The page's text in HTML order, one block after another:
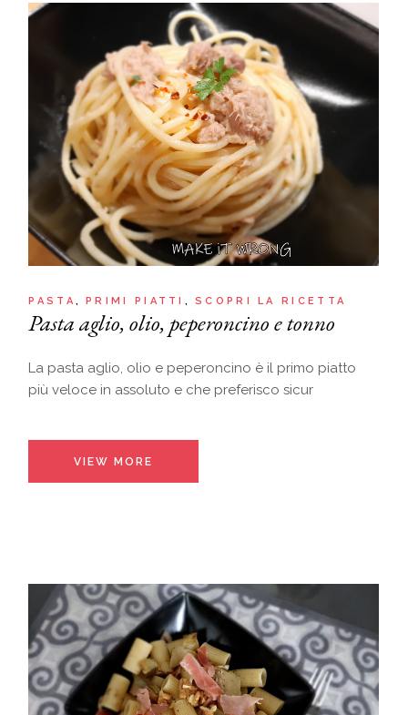
PASTA PRIMI PIATTI SCOPRI LA RICETTA
Pasta aglio, olio, peperoncino e tonno
La pasta aglio, olio e peperoncino è il primo piatto
più veloce in assoluto e che preferisco sicur
VIEW MORE